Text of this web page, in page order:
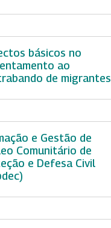
básicos no
ao
de migrantes
e Gestão de
Comunitário de
e Defesa Civil